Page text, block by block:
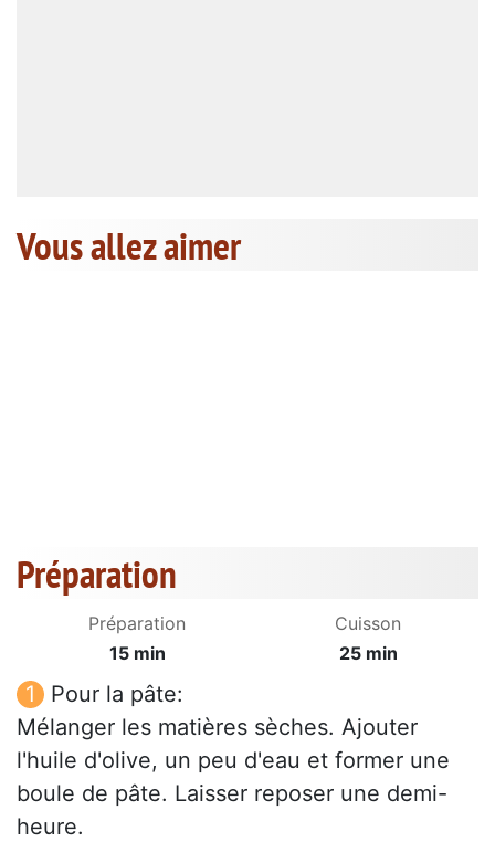
Vous allez aimer
Préparation
Préparation
15 min
Cuisson
25 min
Pour la pâte:
Mélanger les matières sèches. Ajouter
l'huile d'olive, un peu d'eau et former une
boule de pâte. Laisser reposer une demi-
heure.